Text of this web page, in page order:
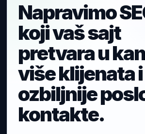
Napravimo
koji vaš sajt
pretvara u
više klijenata i
ozbiljnije
kontakte.